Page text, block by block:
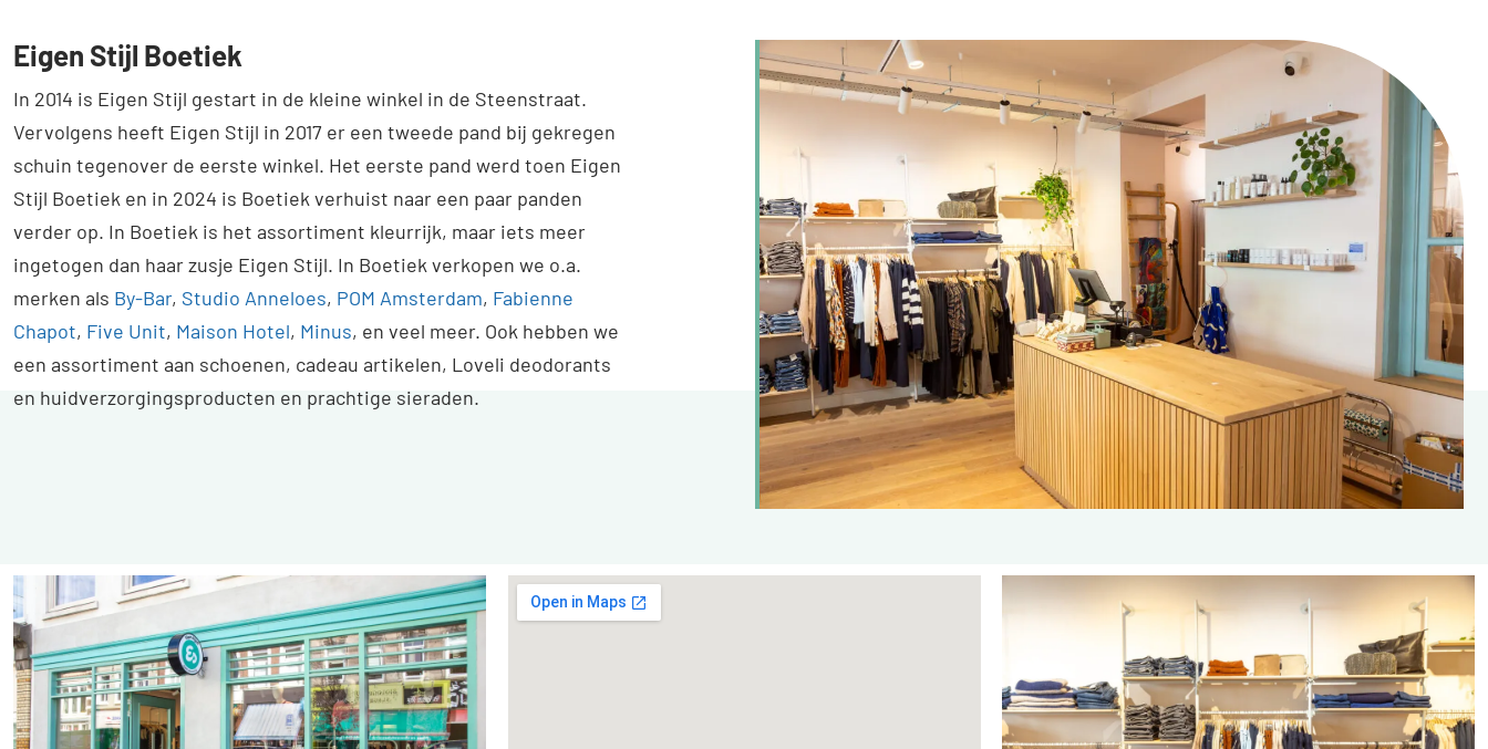
Eigen Stijl Boetiek
In 2014 is Eigen Stijl gestart in de kleine winkel in de Steenstraat.
Vervolgens heeft Eigen Stijl in 2017 er een tweede pand bij gekregen
schuin tegenover de eerste winkel. Het eerste pand werd toen Eigen
Stijl Boetiek en in 2024 is Boetiek verhuist naar een paar panden
verder op. In Boetiek is het assortiment kleurrijk, maar iets meer
ingetogen dan haar zusje Eigen Stijl. In Boetiek verkopen we o.a.
merken als By-Bar, Studio Anneloes, POM Amsterdam, Fabienne
Chapot, Five Unit, Maison Hotel, Minus, en veel meer. Ook hebben we
een assortiment aan schoenen, cadeau artikelen, Loveli deodorants
en huidverzorgingsproducten en prachtige sieraden.